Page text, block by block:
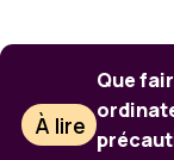
À lire
Que